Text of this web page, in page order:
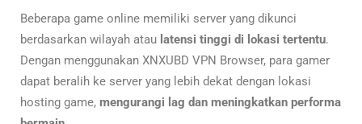
Beberapa game online memiliki server yang dikunci
berdasarkan wilayah atau latensi tinggi di lokasi tertentu.
Dengan menggunakan XNXUBD VPN Browser, para gamer
dapat beralih ke server yang lebih dekat dengan lokasi
hosting game, mengurangi lag dan meningkatkan performa